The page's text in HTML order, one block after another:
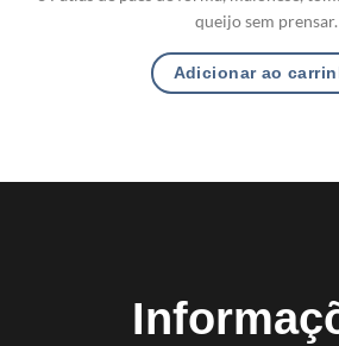
queijo sem prensar.
Adicionar ao